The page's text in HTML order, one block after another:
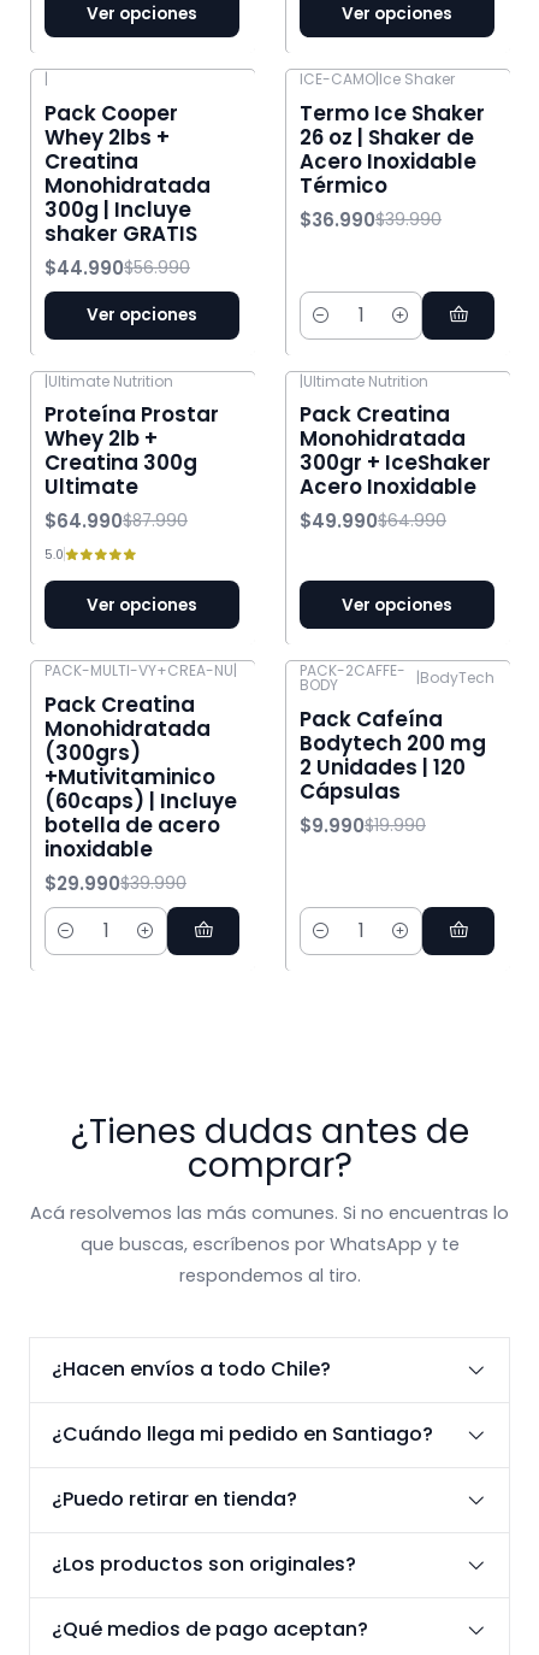
Ver opciones Ver opciones
|
Pack Cooper
Whey 2lbs +
Creatina
Monohidratada
300g | Incluye
shaker GRATIS
$44.990$56.990
Ver opciones
ICE-CAMO|Ice Shaker
Termo Ice Shaker
26 oz | Shaker de
Acero Inoxidable
Térmico
$36.990$39.990
Cantidad
|Ultimate Nutrition
Proteína Prostar
Whey 2lb +
Creatina 300g
Ultimate
$64.990$87.990
5.0
Ver opciones
|Ultimate Nutrition
Pack Creatina
Monohidratada
300gr + IceShaker
Acero Inoxidable
$49.990$64.990
Ver opciones
PACK-MULTI-VY+CREA-NU|
Pack Creatina
Monohidratada
(300grs)
+Mutivitaminico
(60caps) | Incluye
botella de acero
inoxidable
$29.990$39.990
Cantidad
-50% OFF
PACK-2CAFFE-
BODY |BodyTech
Pack Cafeína
Bodytech 200 mg
2 Unidades | 120
Cápsulas
$9.990$19.990
Cantidad
¿Tienes dudas antes de
comprar?
Acá resolvemos las más comunes. Si no encuentras lo
que buscas, escríbenos por WhatsApp y te
respondemos al tiro.
¿Hacen envíos a todo Chile?
¿Cuándo llega mi pedido en Santiago?
¿Puedo retirar en tienda?
¿Los productos son originales?
¿Qué medios de pago aceptan?